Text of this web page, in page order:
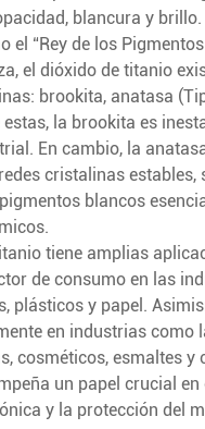
blancura y brillo.
el “Rey de los
el dióxido de titanio
brookita, anatasa
estas, la brookita es
En cambio, la
cristalinas estables,
blancos
tiene amplias
de consumo en las
plásticos y papel.
en industrias como
cosméticos, esmaltes y
un papel crucial
y la protección del